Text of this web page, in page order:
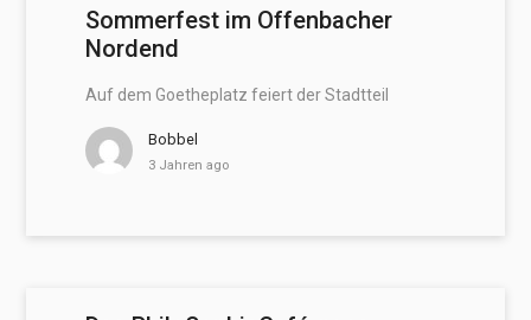
Sommerfest im Offenbacher
Nordend
Auf dem Goetheplatz feiert der Stadtteil
Bobbel
3 Jahren ago